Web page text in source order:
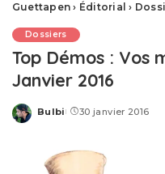
Guettapen › Éditorial ›
Dossiers
Top Démos : Vos
Janvier 2016
Posted
Bulbi 30 janvier 2016